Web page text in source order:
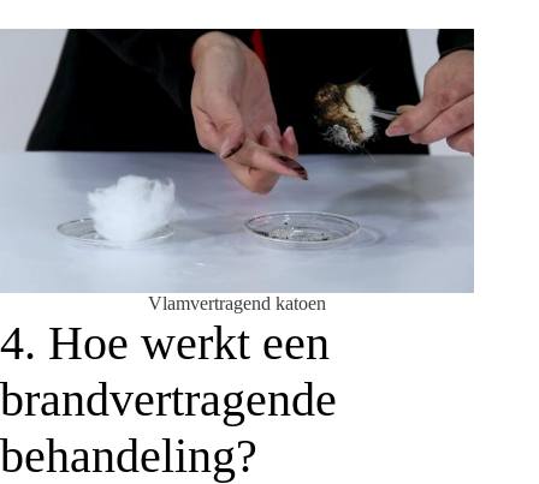
Vlamvertragend katoen
4. Hoe werkt een
brandvertragende
behandeling?